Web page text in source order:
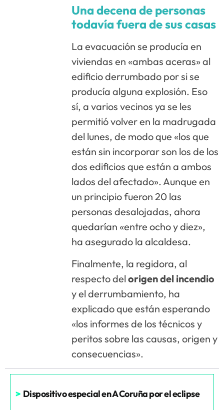
Una decena de personas
todavía fuera de sus casas
La evacuación se producía en
viviendas en «ambas aceras» al
edificio derrumbado por si se
producía alguna explosión. Eso
sí, a varios vecinos ya se les
permitió volver en la madrugada
del lunes, de modo que «los que
están sin incorporar son los de los
dos edificios que están a ambos
lados del afectado». Aunque en
un principio fueron 20 las
personas desalojadas, ahora
quedarían «entre ocho y diez»,
ha asegurado la alcaldesa.
Finalmente, la regidora, al
respecto delorigen del incendio
y el derrumbamiento, ha
explicado que están esperando
«los informes de los técnicos y
peritos sobre las causas, origen y
consecuencias».
> Dispositivo especial en A Coruña por el eclipse